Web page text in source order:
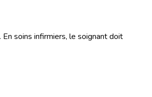
soins infirmiers, le soignant doit